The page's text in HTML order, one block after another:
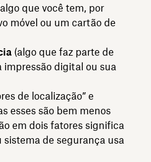
que você tem, por
móvel ou um cartão de
(algo que faz parte de
impressão digital ou sua
de localização” e
esses são bem menos
em dois fatores significa
de segurança usa